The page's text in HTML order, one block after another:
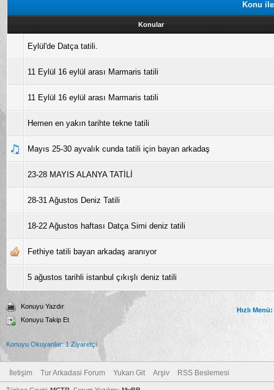
Konu
Konular
Eylül'de Datça tatili.
11 Eylül 16 eylül arası Marmaris tatili
11 Eylül 16 eylül arası Marmaris tatili
Hemen en yakın tarihte tekne tatili
Mayıs 25-30 ayvalık cunda tatili için bayan arkadaş
23-28 MAYIS ALANYA TATİLİ
28-31 Ağustos Deniz Tatili
18-22 Ağustos haftası Datça Simi deniz tatili
Fethiye tatili bayan arkadaş aranıyor
5 ağustos tarihli istanbul çıkışlı deniz tatili
Konuyu Yazdır
Konuyu Takip Et
Hızlı Menü:
Konuyu Okuyanlar: 1 Ziyaretçi
İletişim Tur Arkadasi Forum Yukarı Git Arşiv RSS Beslemesi